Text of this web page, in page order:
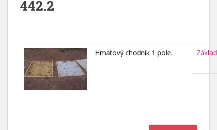
442.2
Hmatový chodník 1 pole.